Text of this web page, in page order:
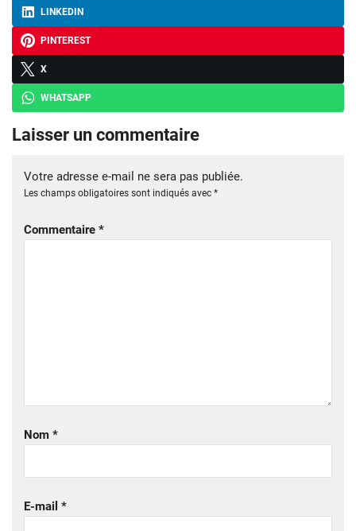
LINKEDIN
PINTEREST
X
WHATSAPP
Laisser un commentaire
Votre adresse e-mail ne sera pas publiée.
Les champs obligatoires sont indiqués avec *
Commentaire *
Nom *
E-mail *